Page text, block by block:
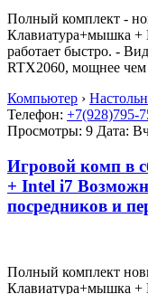
Полный комплект -
Клавиатура+мышка +
работает быстро. -
RTX2060, мощнее
Компьютер ›
Телефон: +7(928)795-
Просмотры: 9 Дата:
Игровой комп в
+ Intel i7
посредников и
Полный комплект
Клавиатура+мышка +